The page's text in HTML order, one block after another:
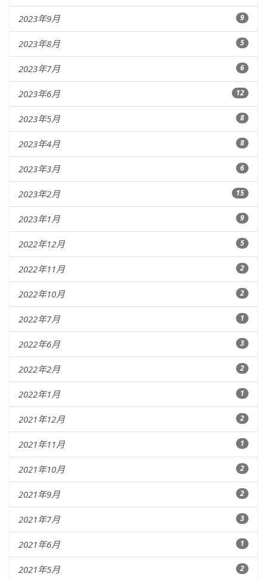
2023年9月 9
2023年8月 5
2023年7月 6
2023年6月 12
2023年5月 8
2023年4月 8
2023年3月 6
2023年2月 15
2023年1月 9
2022年12月 5
2022年11月 2
2022年10月 2
2022年7月 1
2022年6月 3
2022年2月 2
2022年1月 1
2021年12月 2
2021年11月 1
2021年10月 2
2021年9月 2
2021年7月 3
2021年6月 1
2021年5月 2